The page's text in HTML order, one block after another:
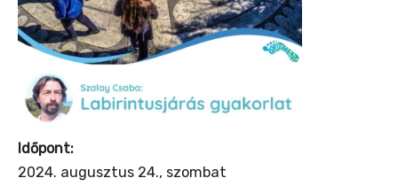
Időpont:
2024. augusztus 24., szombat